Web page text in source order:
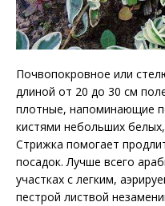
Почвопокровное или
длиной от 20 до 30 см
плотные, напоминающие
кистями небольших
Стрижка помогает
посадок. Лучше всего
участках с легким,
пестрой листвой